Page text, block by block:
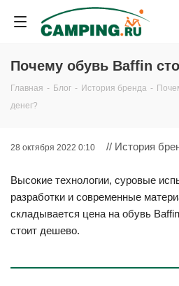
Почему обувь Baffin
Главная - Блог - История бренда -
денег?
28 октября 2022 0:10 // История
Высокие технологии, суровые
разработки и современные
складывается цена на обувь
стоит дешево.